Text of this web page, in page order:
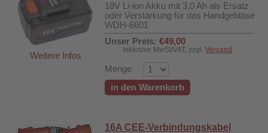
Weitere Infos
18V Li-ion Akku mit 3,0 Ah als Ersatz
oder Verstärkung für das Handgebläse
WDH-6601
Unser Preis: €49,00
inklusive MwSt/VAT, zzgl. Versand
Menge
in den Warenkorb
16A CEE-Verbindungskabel